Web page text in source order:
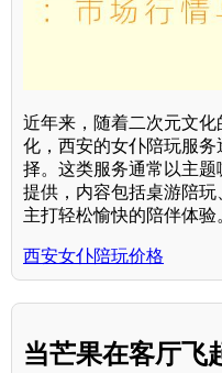
近年来，随着二次元文
化，西安的女仆陪玩服
择。这类服务通常以主
提供，内容包括桌游陪玩
主打轻松愉快的陪伴体验
西安女仆陪玩价格
当芒果在客厅